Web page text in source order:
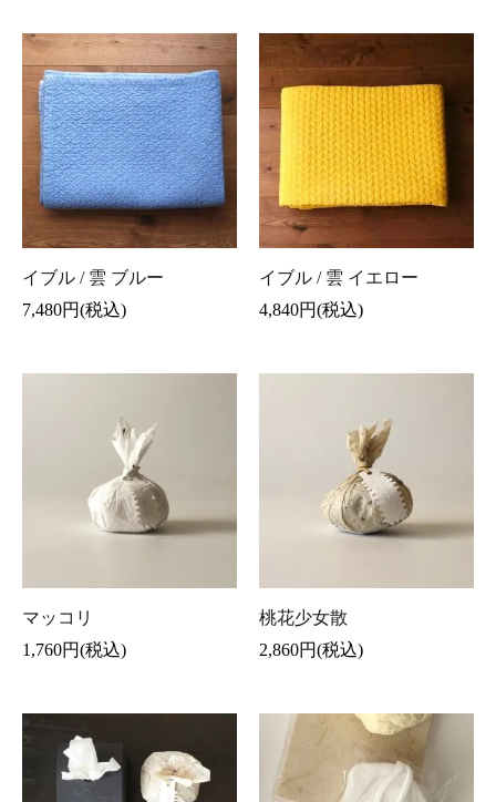
イブル / 雲 ブルー
7,480円(税込)
イブル / 雲 イエロー
4,840円(税込)
マッコリ
1,760円(税込)
桃花少女散
2,860円(税込)